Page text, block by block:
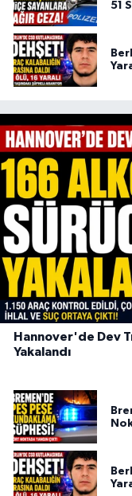
51
Hannover'de Dev
Yakalandı